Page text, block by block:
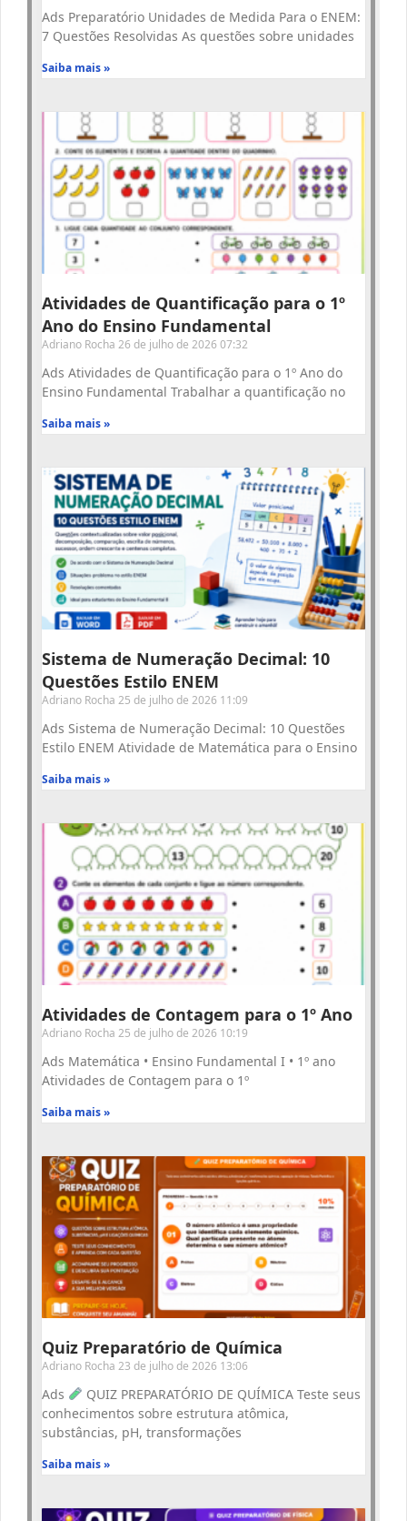
Ads Preparatório Unidades de Medida Para o ENEM:
7 Questões Resolvidas As questões sobre unidades
Saiba mais »
Atividades de Quantificação para o 1º
Ano do Ensino Fundamental
Adriano Rocha 26 de julho de 2026 07:32
Ads Atividades de Quantificação para o 1º Ano do
Ensino Fundamental Trabalhar a quantificação no
Saiba mais »
Sistema de Numeração Decimal: 10
Questões Estilo ENEM
Adriano Rocha 25 de julho de 2026 11:09
Ads Sistema de Numeração Decimal: 10 Questões
Estilo ENEM Atividade de Matemática para o Ensino
Saiba mais »
Atividades de Contagem para o 1º Ano
Adriano Rocha 25 de julho de 2026 10:19
Ads Matemática • Ensino Fundamental I • 1º ano
Atividades de Contagem para o 1º
Saiba mais »
Quiz Preparatório de Química
Adriano Rocha 23 de julho de 2026 13:06
Ads
QUIZ PREPARATÓRIO DE QUÍMICA Teste seus
conhecimentos sobre estrutura atômica,
substâncias, pH, transformações
Saiba mais »